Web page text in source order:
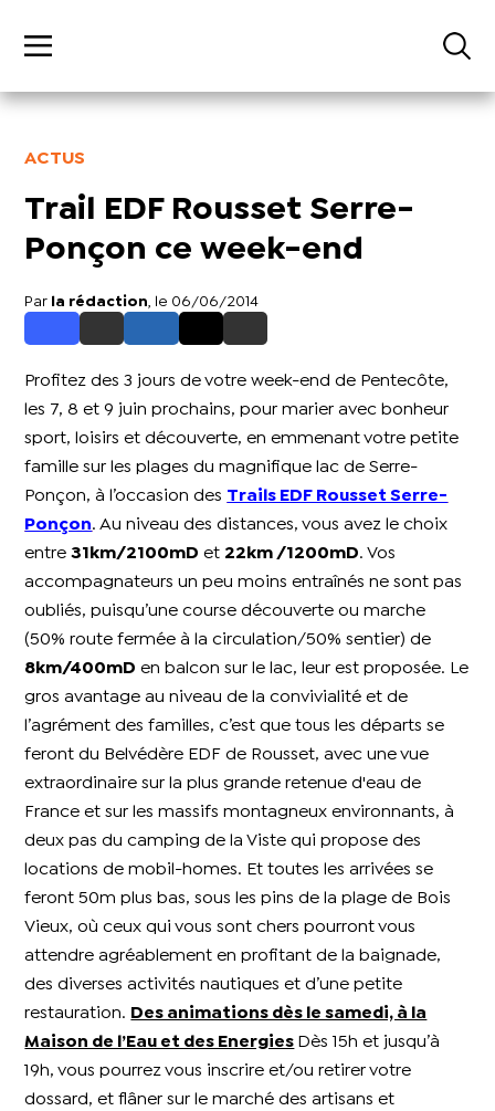
ACTUS
Trail EDF Rousset Serre-
Ponçon ce week-end
Par la rédaction , le 06/06/2014
Profitez des 3 jours de votre week-end de Pentecôte,
les 7, 8 et 9 juin prochains, pour marier avec bonheur
sport, loisirs et découverte, en emmenant votre petite
famille sur les plages du magnifique lac de Serre-
Ponçon, à l’occasion des Trails EDF Rousset Serre-
Ponçon. Au niveau des distances, vous avez le choix
entre31km/2100mD et 22km /1200mD. Vos
accompagnateurs un peu moins entraînés ne sont pas
oubliés, puisqu’une course découverte ou marche
(50% route fermée à la circulation/50% sentier) de
8km/400mD en balcon sur le lac, leur est proposée. Le
gros avantage au niveau de la convivialité et de
l’agrément des familles, c’est que tous les départs se
feront du Belvédère EDF de Rousset, avec une vue
extraordinaire sur la plus grande retenue d'eau de
France et sur les massifs montagneux environnants, à
deux pas du camping de la Viste qui propose des
locations de mobil-homes. Et toutes les arrivées se
feront 50m plus bas, sous les pins de la plage de Bois
Vieux, où ceux qui vous sont chers pourront vous
attendre agréablement en profitant de la baignade,
des diverses activités nautiques et d’une petite
restauration.
Des animations dès le samedi, à la
Maison de l’Eau et des Energies
Dès 15h et jusqu’à
19h, vous pourrez vous inscrire et/ou retirer votre
dossard, et flâner sur le marché des artisans et